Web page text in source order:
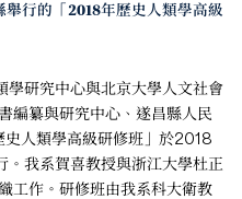
行的「2018年歷史人類學高級
學研究中心與北京大學人文社會
編纂與研究中心、遂昌縣人民
人類學高級研修班」於2018
我系賀喜教授與浙江大學杜正
工作。研修班由我系科大衛教